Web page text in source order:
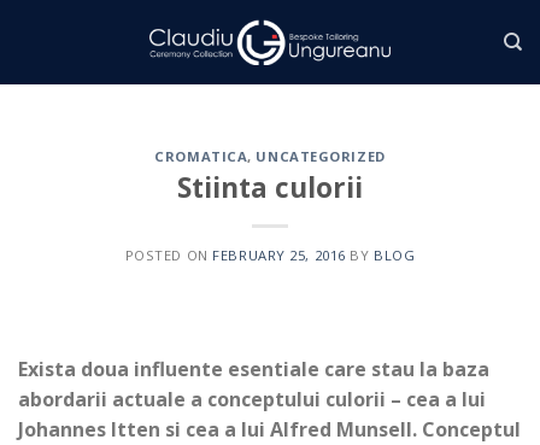
CROMATICA, UNCATEGORIZED
Stiinta culorii
POSTED ON FEBRUARY 25, 2016 BY BLOG
Exista doua influente esentiale care stau la baza
abordarii actuale a conceptului culorii – cea a lui
Johannes Itten si cea a lui Alfred Munsell. Conceptul